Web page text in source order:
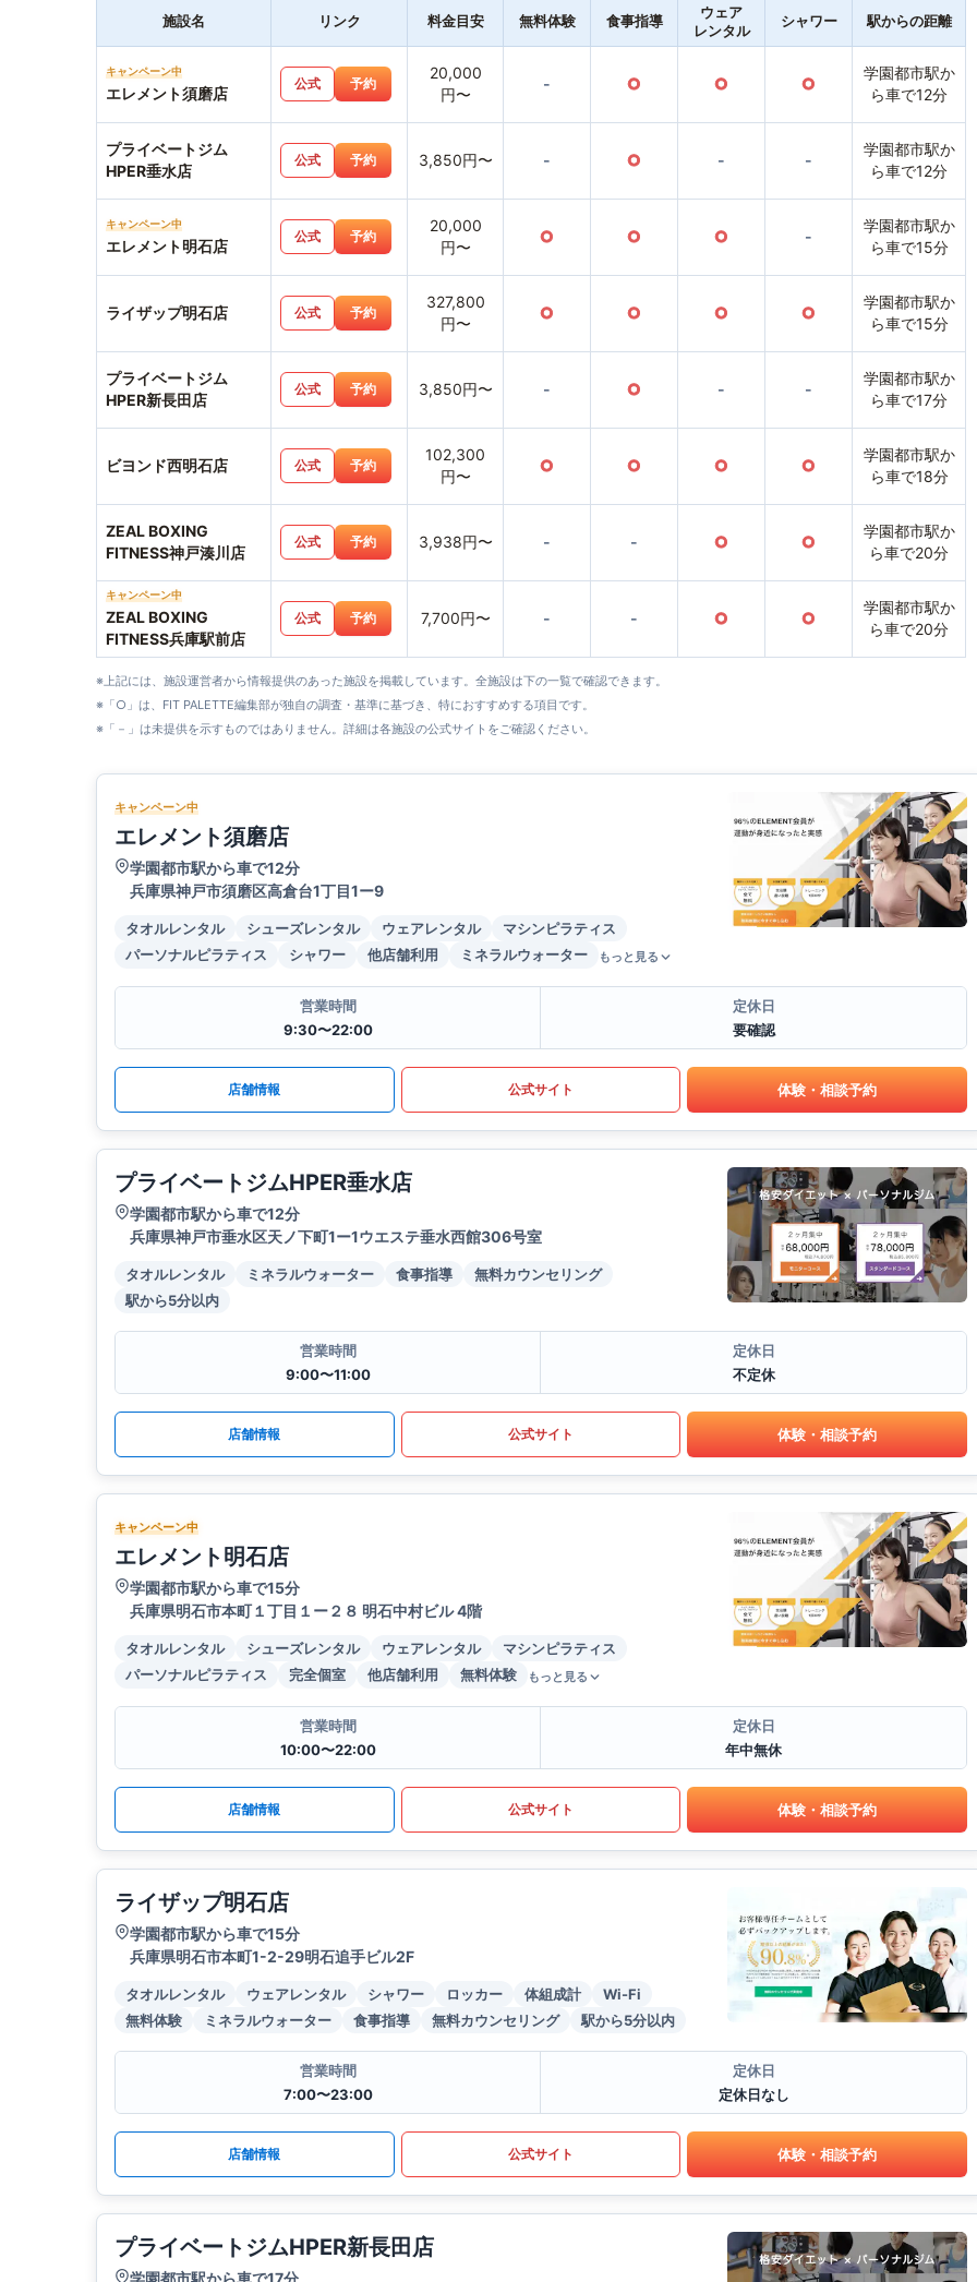
施設名 リンク 料金目安 無料体験 食事指導
ウェア
レンタル
シャワー 駅からの距離
キャンペーン中
エレメント須磨店
公式 予約
20,000
円〜
- ○ ○ ○
学園都市駅か
ら車で12分
プライベートジム
HPER垂水店
公式 予約 3,850円〜 - ○ - -
学園都市駅か
ら車で12分
キャンペーン中
エレメント明石店
公式 予約
20,000
円〜
○ ○ ○ -
学園都市駅か
ら車で15分
ライザップ明石店 公式 予約
327,800
円〜
○ ○ ○ ○
学園都市駅か
ら車で15分
プライベートジム
HPER新長田店
公式 予約 3,850円〜 - ○ - -
学園都市駅か
ら車で17分
ビヨンド西明石店 公式 予約
102,300
円〜
○ ○ ○ ○
学園都市駅か
ら車で18分
ZEAL BOXING
FITNESS神戸湊川店
公式 予約 3,938円〜 - - ○ ○
学園都市駅か
ら車で20分
キャンペーン中
ZEAL BOXING
FITNESS兵庫駅前店
公式 予約 7,700円〜 - - ○ ○
学園都市駅か
ら車で20分
※上記には、施設運営者から情報提供のあった施設を掲載しています。全施設は下の一覧で確認できます。
※「○」は、FIT PALETTE編集部が独自の調査・基準に基づき、特におすすめする項目です。
※「－」は未提供を示すものではありません。詳細は各施設の公式サイトをご確認ください。
キャンペーン中
エレメント須磨店
学園都市駅から車で12分
兵庫県神戸市須磨区高倉台1丁目1ー9
タオルレンタル シューズレンタル ウェアレンタル
マシンピラティス
パーソナルピラティス
シャワー 他店舗利用 ミネラルウォーター もっと見る
営業時間
9:30〜22:00
定休日
要確認
店舗情報 公式サイト 体験・相談予約
プライベートジムHPER垂水店
学園都市駅から車で12分
兵庫県神戸市垂水区天ノ下町1ー1ウエステ垂水西館306号室
タオルレンタル ミネラルウォーター 食事指導
無料カウンセリング
駅から5分以内
営業時間
9:00〜11:00
定休日
不定休
店舗情報 公式サイト 体験・相談予約
キャンペーン中
エレメント明石店
学園都市駅から車で15分
兵庫県明石市本町１丁目１ー２８ 明石中村ビル 4階
タオルレンタル シューズレンタル ウェアレンタル
マシンピラティス
パーソナルピラティス
完全個室 他店舗利用 無料体験 もっと見る
営業時間
10:00〜22:00
定休日
年中無休
店舗情報 公式サイト 体験・相談予約
ライザップ明石店
学園都市駅から車で15分
兵庫県明石市本町1-2-29明石追手ビル2F
タオルレンタル ウェアレンタル シャワー ロッカー 体組成計
Wi-Fi
無料体験
ミネラルウォーター 食事指導 無料カウンセリング 駅から5分以内
営業時間
7:00〜23:00
定休日
定休日なし
店舗情報 公式サイト 体験・相談予約
プライベートジムHPER新長田店